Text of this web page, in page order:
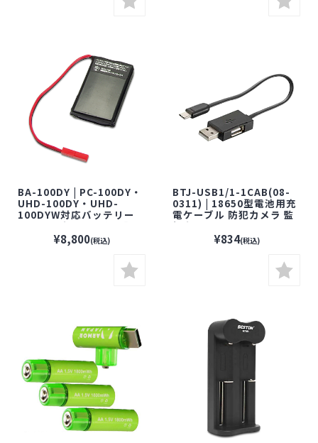
BA-100DY | PC-100DY・
UHD-100DY・UHD-
100DYW対応バッテリー
【サンメカトロニクス】
¥8,800(税込)
BTJ-USB1/1-1CAB(08-
0311) | 18650型電池用充
電ケーブル 防犯カメラ 監
視カメラ
¥834(税込)